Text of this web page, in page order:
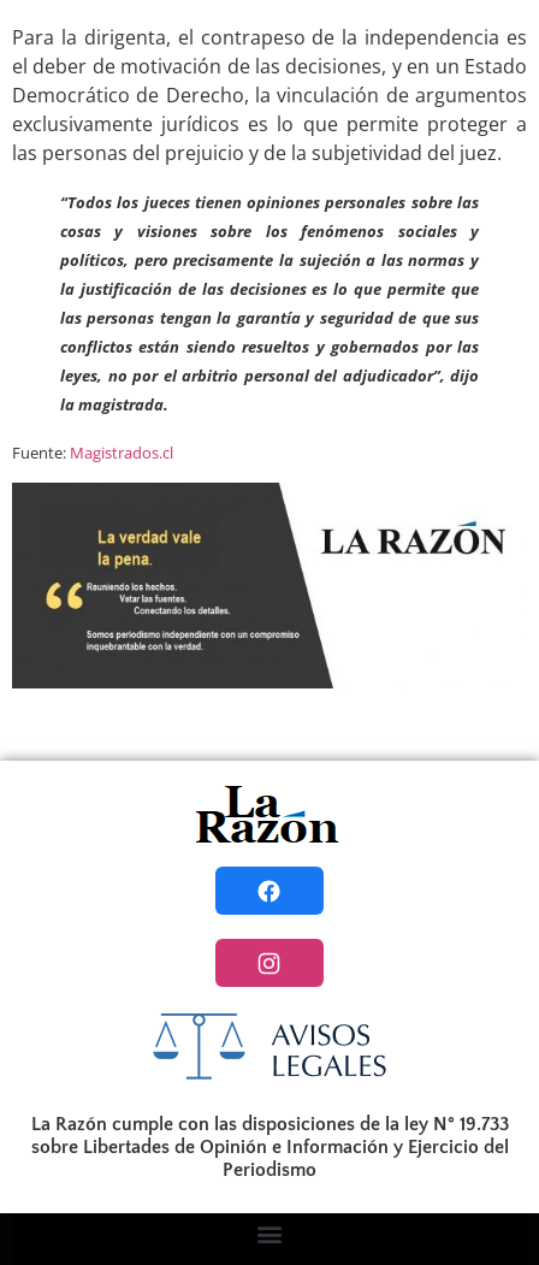
Para la dirigenta, el contrapeso de la independencia es
el deber de motivación de las decisiones, y en un Estado
Democrático de Derecho, la vinculación de argumentos
exclusivamente jurídicos es lo que permite proteger a
las personas del prejuicio y de la subjetividad del juez.
“Todos los jueces tienen opiniones personales sobre las
cosas y visiones sobre los fenómenos sociales y
políticos, pero precisamente la sujeción a las normas y
la justificación de las decisiones es lo que permite que
las personas tengan la garantía y seguridad de que sus
conflictos están siendo resueltos y gobernados por las
leyes, no por el arbitrio personal del adjudicador”, dijo
la magistrada.
Fuente: Magistrados.cl
La Razón cumple con las disposiciones de la ley N° 19.733
sobre Libertades de Opinión e Información y Ejercicio del
Periodismo